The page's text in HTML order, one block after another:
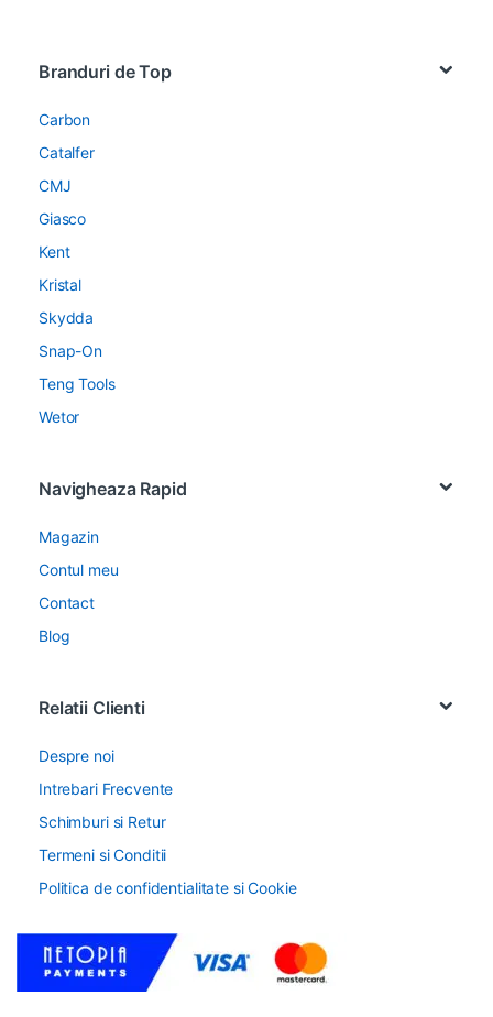
Branduri de Top
Carbon
Catalfer
CMJ
Giasco
Kent
Kristal
Skydda
Snap-On
Teng Tools
Wetor
Navigheaza Rapid
Magazin
Contul meu
Contact
Blog
Relatii Clienti
Despre noi
Intrebari Frecvente
Schimburi si Retur
Termeni si Conditii
Politica de confidentialitate si Cookie